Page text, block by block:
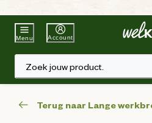
Beste
Menu Account
Zoek jouw product.
Terug naar Lange